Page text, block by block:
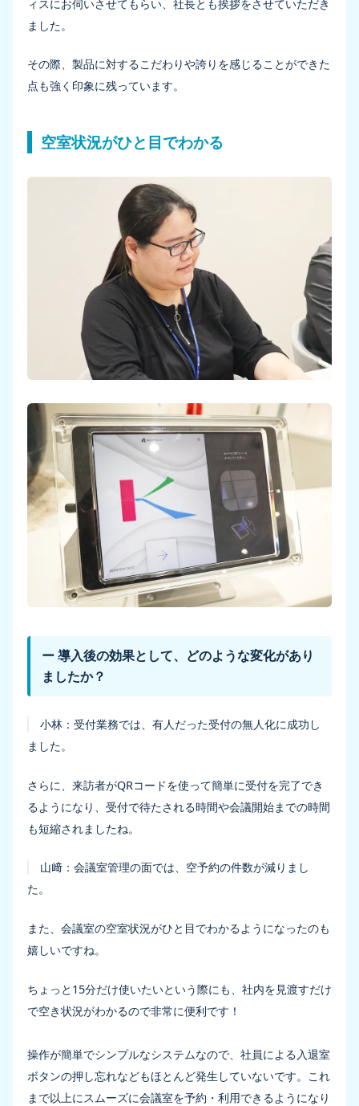
ィスにお伺いさせてもらい、社長とも挨拶をさせていただき
ました。
その際、製品に対するこだわりや誇りを感じることができた
点も強く印象に残っています。
空室状況がひと目でわかる
ー 導入後の効果として、どのような変化があり
ましたか？
小林：受付業務では、有人だった受付の無人化に成功し
ました。
さらに、来訪者がQRコードを使って簡単に受付を完了でき
るようになり、受付で待たされる時間や会議開始までの時間
も短縮されましたね。
山﨑：会議室管理の面では、空予約の件数が減りまし
た。
また、会議室の空室状況がひと目でわかるようになったのも
嬉しいですね。
ちょっと15分だけ使いたいという際にも、社内を見渡すだけ
で空き状況がわかるので非常に便利です！
操作が簡単でシンプルなシステムなので、社員による入退室
ボタンの押し忘れなどもほとんど発生していないです。これ
まで以上にスムーズに会議室を予約・利用できるようになり